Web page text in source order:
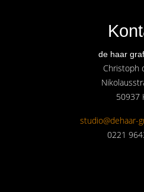
de haar
Christoph
50937
studio@dehaar-
0221